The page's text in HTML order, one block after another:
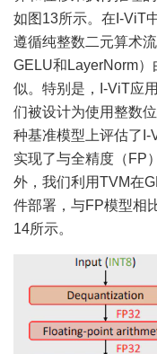
如图13所示。在I-ViT
遵循纯整数二元算术
GELU和LayerNorm
似。特别是，I-ViT应
们被设计为使用整数
种基准模型上评估了
实现了与全精度（FP
外，我们利用TVM在
件部署，与FP模型相
14所示。